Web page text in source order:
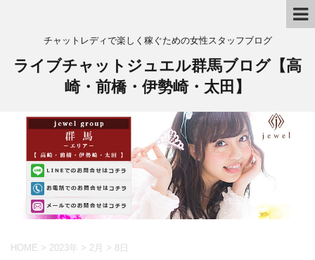
チャットレディで楽しく稼ぐための女性スタッフブログ
ライブチャットジュエル群馬ブログ【高
崎・前橋・伊勢崎・太田】
HOME > 2023年 > 2月 > 8日